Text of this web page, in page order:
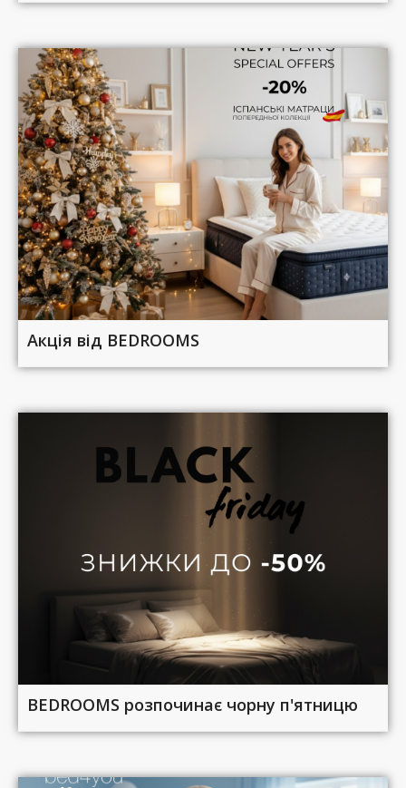
Акція від BEDROOMS
BEDROOMS розпочинає чорну п'ятницю